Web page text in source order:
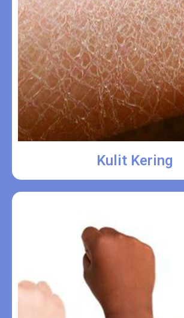
Kulit Kering